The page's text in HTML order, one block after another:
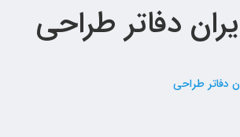
دفاتر طراحی
دفاتر طراحی